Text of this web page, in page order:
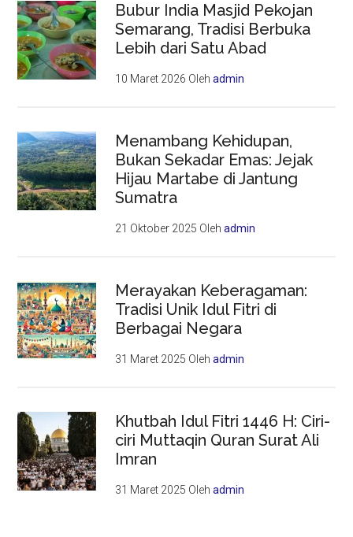
Bubur India Masjid Pekojan
Semarang, Tradisi Berbuka
Lebih dari Satu Abad
10 Maret 2026 Olehadmin
Menambang Kehidupan,
Bukan Sekadar Emas: Jejak
Hijau Martabe di Jantung
Sumatra
21 Oktober 2025 Olehadmin
Merayakan Keberagaman:
Tradisi Unik Idul Fitri di
Berbagai Negara
31 Maret 2025 Olehadmin
Khutbah Idul Fitri 1446 H: Ciri-
ciri Muttaqin Quran Surat Ali
Imran
31 Maret 2025 Olehadmin